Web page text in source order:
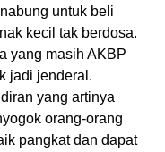
untuk beli
kecil tak berdosa.
yang masih AKBP
jadi jenderal.
yang artinya
orang-orang
pangkat dan dapat